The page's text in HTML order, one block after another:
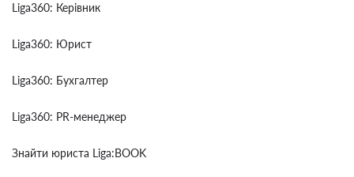
Liga360: Керівник
Liga360: Юрист
Liga360: Бухгалтер
Liga360: PR-менеджер
Знайти юриста Liga:BOOK